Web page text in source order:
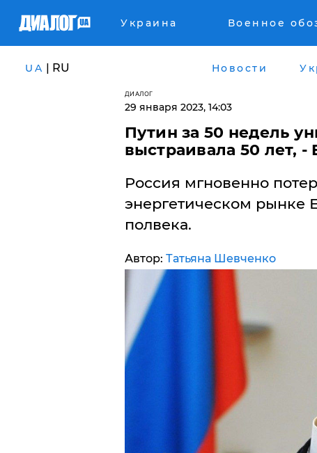
Украина Военное
UA | RU Новости
ДИАЛОГ
29 января 2023, 14:03
Путин за 50 недель
выстраивала 50 лет, -
​Россия мгновенно
энергетическом рынке
полвека.
Автор: Татьяна Шевченко